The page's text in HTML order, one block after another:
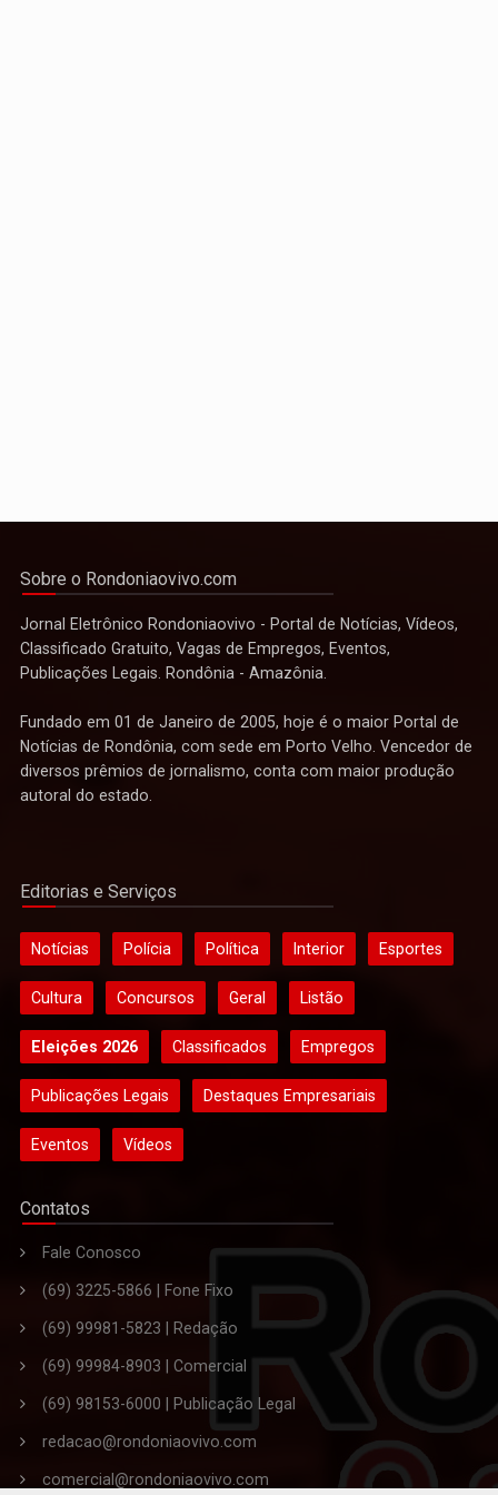
Sobre o Rondoniaovivo.com
Jornal Eletrônico Rondoniaovivo - Portal de Notícias, Vídeos,
Classificado Gratuito, Vagas de Empregos, Eventos,
Publicações Legais. Rondônia - Amazônia.
Fundado em 01 de Janeiro de 2005, hoje é o maior Portal de
Notícias de Rondônia, com sede em Porto Velho. Vencedor de
diversos prêmios de jornalismo, conta com maior produção
autoral do estado.
Editorias e Serviços
Notícias Polícia Política Interior Esportes
Cultura Concursos Geral Listão
Eleições 2026 Classificados Empregos
Publicações Legais Destaques Empresariais
Eventos Vídeos
Contatos
Fale Conosco
(69) 3225-5866 | Fone Fixo
(69) 99981-5823 | Redação
(69) 99984-8903 | Comercial
(69) 98153-6000 | Publicação Legal
redacao@rondoniaovivo.com
comercial@rondoniaovivo.com